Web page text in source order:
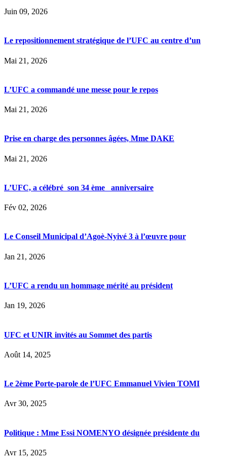
Juin 09, 2026
Le repositionnement stratégique de l’UFC au centre d’un
Mai 21, 2026
L’UFC a commandé une messe pour le repos
Mai 21, 2026
Prise en charge des personnes âgées, Mme DAKE
Mai 21, 2026
L’UFC, a célébré son 34 ème anniversaire
Fév 02, 2026
Le Conseil Municipal d’Agoè-Nyivé 3 à l’œuvre pour
Jan 21, 2026
L’UFC a rendu un hommage mérité au président
Jan 19, 2026
UFC et UNIR invités au Sommet des partis
Août 14, 2025
Le 2ème Porte-parole de l’UFC Emmanuel Vivien TOMI
Avr 30, 2025
Politique : Mme Essi NOMENYO désignée présidente du
Avr 15, 2025